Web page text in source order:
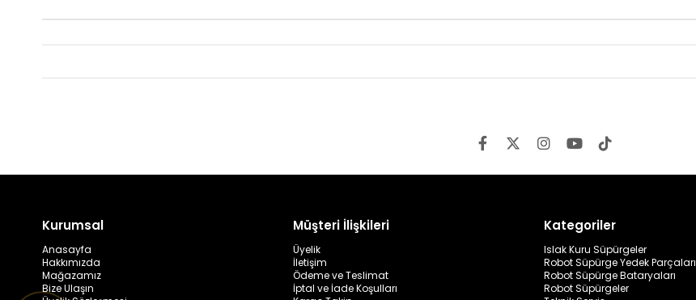
Kurumsal
Anasayfa
Hakkımızda
Mağazamız
Bize Ulaşın
Müşteri İlişkileri
Üyelik
İletişim
Ödeme ve Teslimat
İptal ve İade Koşulları
Kategoriler
Islak Kuru Süpürgeler
Robot Süpürge Yedek Parçaları
Robot Süpürge Bataryaları
Robot Süpürgeler